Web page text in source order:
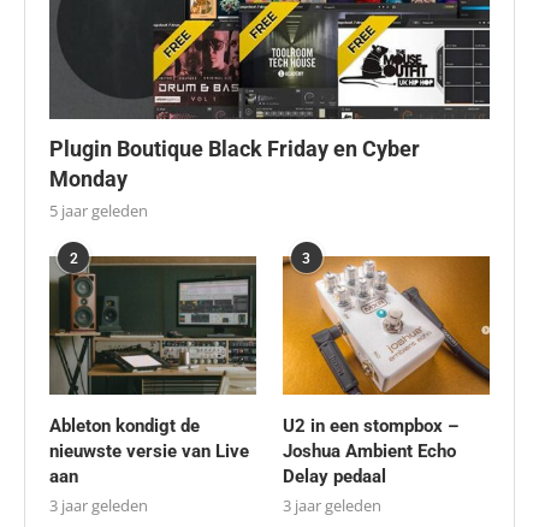
Plugin Boutique Black Friday en Cyber
Monday
5 jaar geleden
2
Ableton kondigt de
nieuwste versie van Live
aan
3 jaar geleden
3
U2 in een stompbox –
Joshua Ambient Echo
Delay pedaal
3 jaar geleden